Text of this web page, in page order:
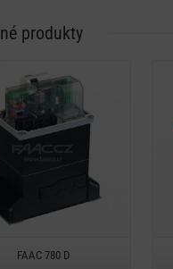
produkty
FAAC 780 D